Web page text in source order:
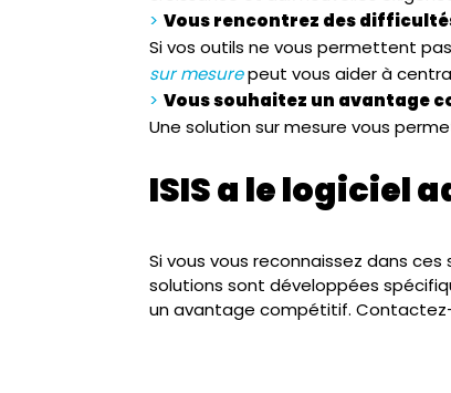
Vous rencontrez des
Si vos outils ne vous permettent
sur mesurepeut vous aider à
Vous souhaitez un avantage
Une solution sur mesure vous
ISIS a le logiciel
Si vous vous reconnaissez dans
solutions sont développées
un avantage compétitif.